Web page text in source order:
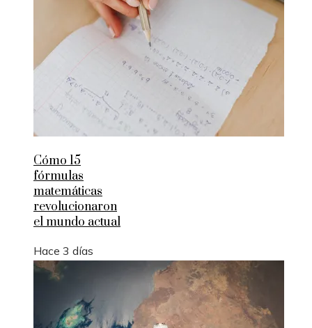
Cómo 15
fórmulas
matemáticas
revolucionaron
el mundo actual
Hace 3 días